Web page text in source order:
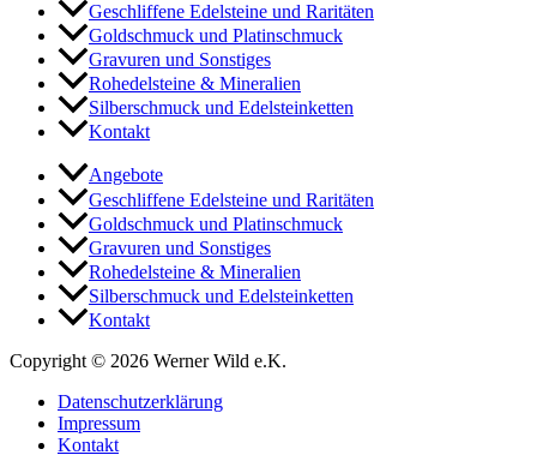
Geschliffene Edelsteine und Raritäten
Goldschmuck und Platinschmuck
Gravuren und Sonstiges
Rohedelsteine & Mineralien
Silberschmuck und Edelsteinketten
Kontakt
Angebote
Geschliffene Edelsteine und Raritäten
Goldschmuck und Platinschmuck
Gravuren und Sonstiges
Rohedelsteine & Mineralien
Silberschmuck und Edelsteinketten
Kontakt
Copyright © 2026 Werner Wild e.K.
Datenschutzerklärung
Impressum
Kontakt